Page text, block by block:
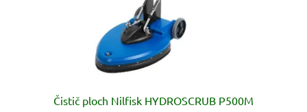
Čistič ploch Nilfisk HYDROSCRUB P500M